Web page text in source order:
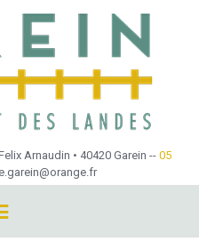
Arnaudin • 40420 Garein --05